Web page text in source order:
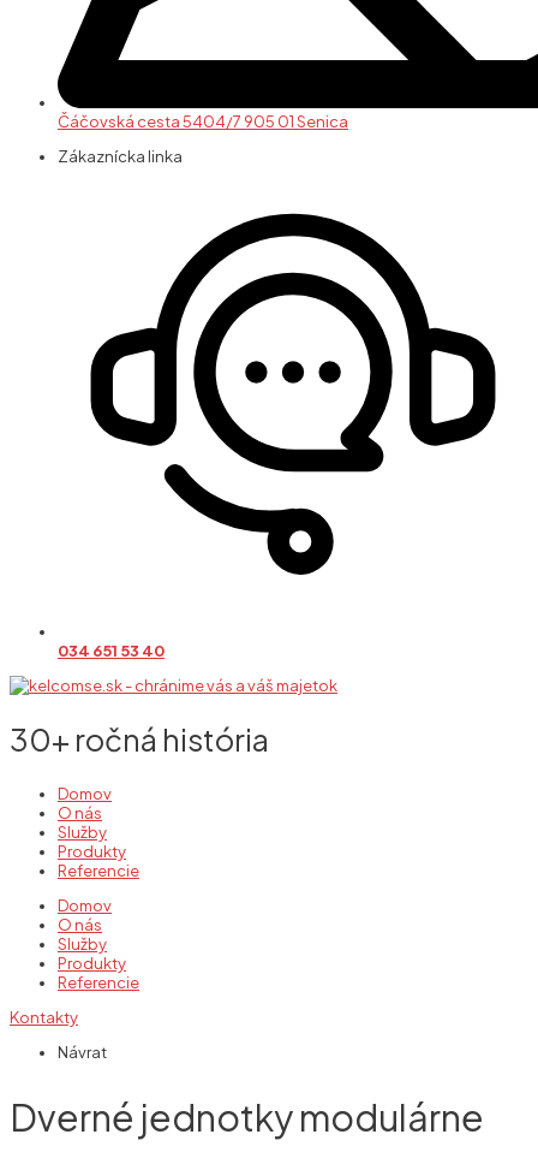
Čáčovská cesta 5404/7 905 01 Senica
Zákaznícka linka
034 651 53 40
30+ ročná história
Domov
O nás
Služby
Produkty
Referencie
Domov
O nás
Služby
Produkty
Referencie
Kontakty
Návrat
Dverné jednotky modulárne